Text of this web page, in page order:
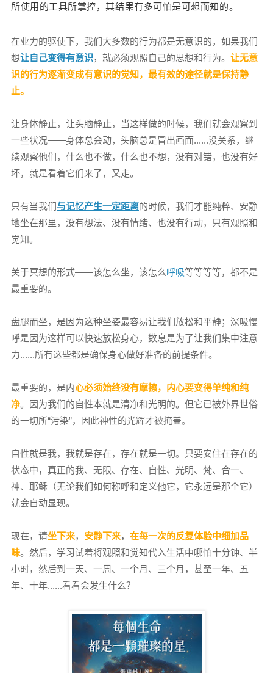
所使用的工具所掌控，其结果有多可怕是可想而知的。
在业力的驱使下，我们大多数的行为都是无意识的，如果我们
想让自己变得有意识，就必须观照自己的思想和行为。 让无意
识的行为逐渐变成有意识的觉知， 最有效的途径就是保持静
止。
让身体静止，让头脑静止，当这样做的时候，我们就会观察到
一些状况——身体总会动，头脑总是冒出画面......没关系，继
续观察他们，什么也不做，什么也不想，没有对错，也没有好
坏，就是看着它们来了，又走。
只有当我们与记忆产生一定距离的时候，我们才能纯粹、安静
地坐在那里，没有想法、没有情绪、也没有行动，只有观照和
觉知。
关于冥想的形式——该怎么坐，该怎么呼吸等等等等，都不是
最重要的。
盘腿而坐，是因为这种坐姿最容易让我们放松和平静；深吸慢
呼是因为这样可以快速放松身心，数息是为了让我们集中注意
力......所有这些都是确保身心做好准备的前提条件。
最重要的，是内心必须始终没有摩擦，内心要变得单纯和纯
净。因为我们的自性本就是清净和光明的。但它已被外界世俗
的一切所“污染”，因此神性的光辉才被掩盖。
自性就是我，我就是存在，存在就是一切。只要安住在存在的
状态中，真正的我、无限、存在、自性、光明、梵、合一、
神、耶稣（无论我们如何称呼和定义他它，它永远是那个它）
就会自动显现。
现在，请坐下来， 安静下来， 在每一次的反复体验中细加品
味。然后，学习试着将观照和觉知代入生活中哪怕十分钟、半
小时，然后到一天、一周、一个月、三个月，甚至一年、五
年、十年......看看会发生什么？